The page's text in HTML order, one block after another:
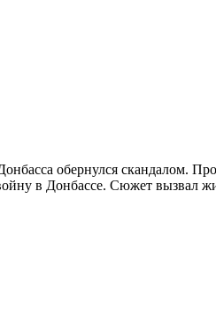
обернулся скандалом.
в Донбассе. Сюжет вызвал